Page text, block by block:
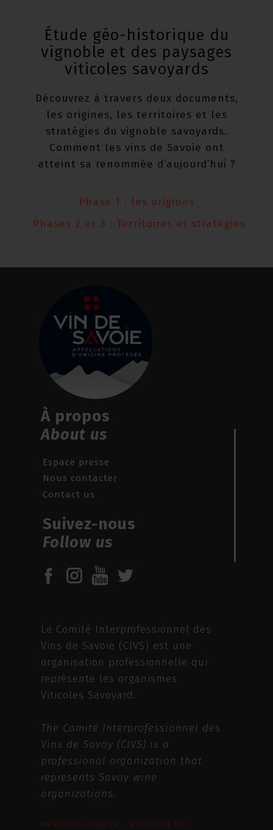
Étude géo-historique du
vignoble et des paysages
viticoles savoyards
Découvrez à travers deux documents,
les origines, les territoires et les
stratégies du vignoble savoyards.
Comment les vins de Savoie ont
atteint sa renommée d’aujourd’hui ?
Phase 1 : les origines
Phases 2 et 3 : Territoires et stratégies
À propos
About us
Espace presse
Nous contacter
Contact us
Suivez-nous
Follow us
Le Comité Interprofessionnel des
Vins de Savoie (CIVS) est une
organisation professionnelle qui
représente les organismes
Viticoles Savoyard.
The Comité Interprofessionnel des
Vins de Savoy (CIVS) is a
professional organization that
represents Savoy wine
organizations.
MENTIONS LÉGALES - POLITIQUE DE